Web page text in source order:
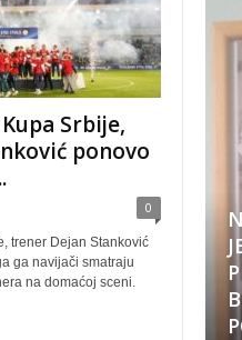
Srbije,
ponovo
0
trener Dejan Stanković
ga navijači smatraju
na domaćoj sceni.